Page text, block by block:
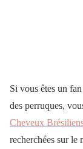
Si vous êtes un
des perruques,
Cheveux
recherchées sur le